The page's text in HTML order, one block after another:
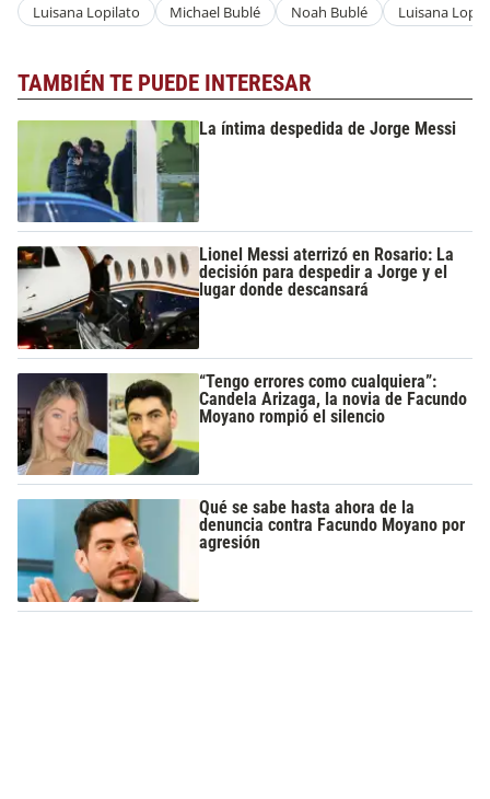
Luisana Lopilato Michael Bublé Noah Bublé Luisana
TAMBIÉN TE PUEDE INTERESAR
La íntima despedida de Jorge Messi
Lionel Messi aterrizó en Rosario: La
decisión para despedir a Jorge y el
lugar donde descansará
“Tengo errores como cualquiera”:
Candela Arizaga, la novia de Facundo
Moyano rompió el silencio
Qué se sabe hasta ahora de la
denuncia contra Facundo Moyano por
agresión